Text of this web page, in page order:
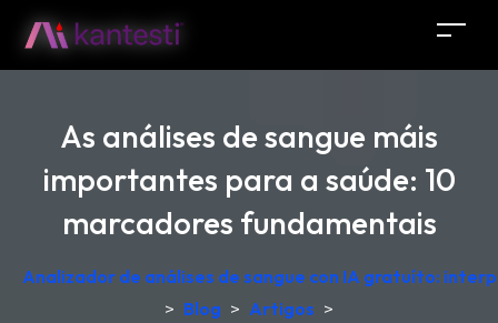
As análises de sangue máis
importantes para a saúde: 10
marcadores fundamentais
Analizador de análises de sangue con IA gratuíto:
> Blog > Artigos >